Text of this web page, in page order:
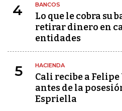
4 BANCOS
Lo que le cobra su
retirar dinero en
entidades
5 HACIENDA
Cali recibe a
antes de la
Espriella